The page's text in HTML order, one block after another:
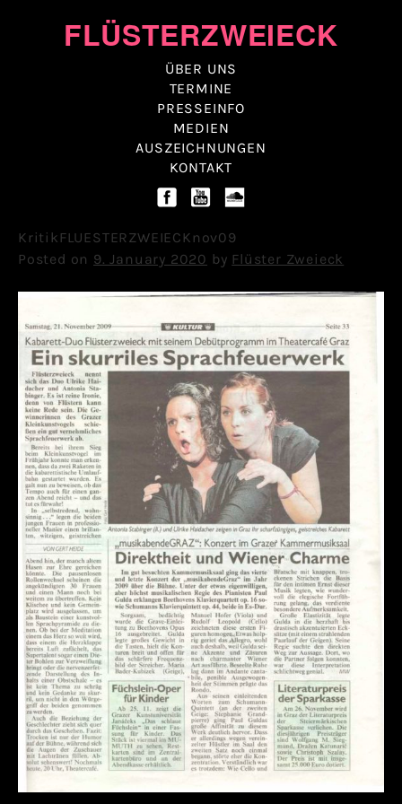
FLÜSTERZWEIECK
ÜBER UNS
TERMINE
PRESSEINFO
MEDIEN
AUSZEICHNUNGEN
KONTAKT
KritikFLUESTERZWEIECKnov09
Posted on 9. January 2020 by Flüster Zweieck